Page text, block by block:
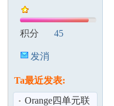
积分 45
发消
Ta最近发表:
Orange四单元联